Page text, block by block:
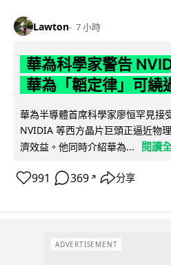
Lawton 7 小時
華為科學家警告
華為「韜定律」可繞
華為半導體首席科學家廖恒罕見接
NVIDIA 等西方晶片巨頭正逼近物
濟效益。他同時介紹華為...
閱讀
991 369 ↗ 分享
ADVERTISEMENT